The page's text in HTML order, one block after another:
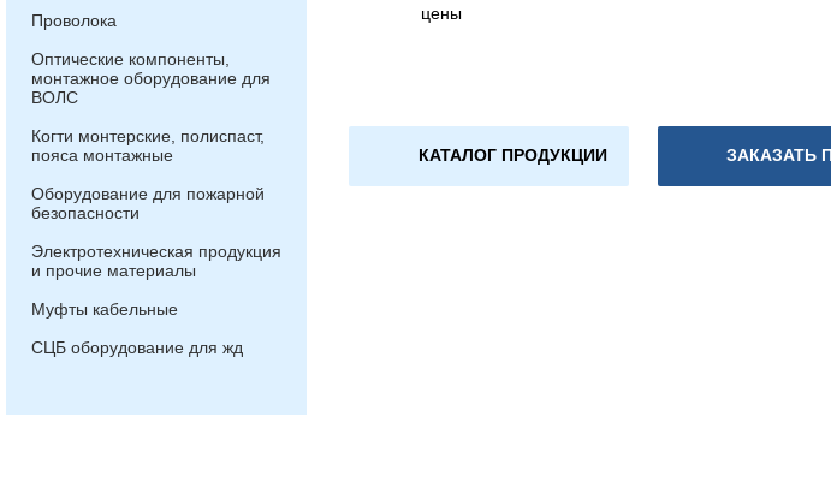
Проволока
Оптические компоненты,
монтажное оборудование для
ВОЛС
Когти монтерские, полиспаст,
пояса монтажные
Оборудование для пожарной
безопасности
Электротехническая продукция
и прочие материалы
Муфты кабельные
СЦБ оборудование для жд
цены
КАТАЛОГ ПРОДУКЦИИ ЗАКАЗАТЬ